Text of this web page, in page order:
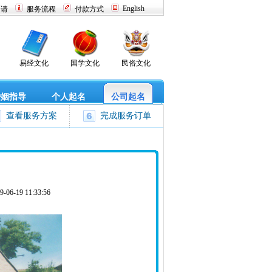
服务流程 付款方式 English
易经文化 国学文化 民俗文化
指导 个人起名 公司起名
查看服务方案 完成服务订单
19 11:33:56